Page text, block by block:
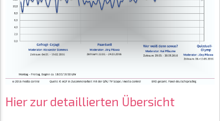
Hier zur detaillierten Übersicht